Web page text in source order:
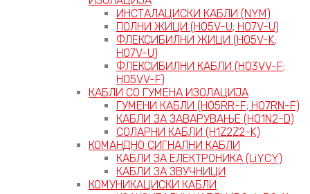
ИНСТАЛАЦИСКИ КАБЛИ (NYM)
ПОЛНИ ЖИЦИ (H05V-U; H07V-U)
ФЛЕКСИБИЛНИ ЖИЦИ (H05V-K;
H07V-U)
ФЛЕКСИБИЛНИ КАБЛИ (H03VV-F;
H05VV-F)
КАБЛИ СО ГУМЕНА ИЗОЛАЦИЈА
ГУМЕНИ КАБЛИ (H05RR-F; H07RN-F)
КАБЛИ ЗА ЗАВАРУВАЊЕ (H01N2-D)
СОЛАРНИ КАБЛИ (H1Z2Z2-K)
КОМАНДНО СИГНАЛНИ КАБЛИ
КАБЛИ ЗА ЕЛЕКТРОНИКА (LiYCY)
КАБЛИ ЗА ЗВУЧНИЦИ
КОМУНИКАЦИСКИ КАБЛИ